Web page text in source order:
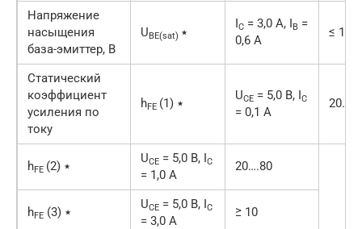
Напряжение
насыщения
база-эмиттер, В
UBE(sat) ٭
IC = 3,0 А, IB =
0,6 А
≤ 1,2
Статический
коэффициент
усиления по
току
hFE (1) ٭
UCE = 5,0 В, IC
= 0,1 А
hFE (2) ٭
UCE = 5,0 В, IC
= 1,0 А
20….80
hFE (3) ٭
UCE = 5,0 В, IC
= 3,0 А
≥ 10